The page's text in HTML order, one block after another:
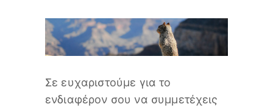
Σε ευχαριστούμε για το
ενδιαφέρον σου να συμμετέχεις